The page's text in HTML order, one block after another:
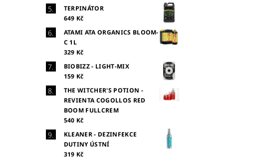
TERPINÁTOR
649 Kč
ATAMI ATA ORGANICS BLOOM-
C 1L
329 Kč
BIOBIZZ - LIGHT-MIX
159 Kč
THE WITCHER'S POTION -
REVIENTA COGOLLOS RED
BOOM FULLCREM
540 Kč
KLEANER - DEZINFEKCE
DUTINY ÚSTNÍ
319 Kč